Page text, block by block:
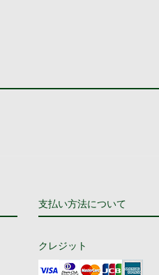
支払い方法について
クレジット